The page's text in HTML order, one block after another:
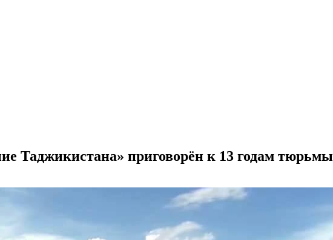
Таджикистана» приговорён к 13 годам тюрьмы